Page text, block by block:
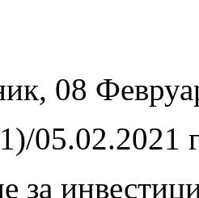
08
05.02.2021
за